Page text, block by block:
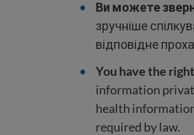
Ви можете
зручніше
відповідне
You have the
information
health
required by law.